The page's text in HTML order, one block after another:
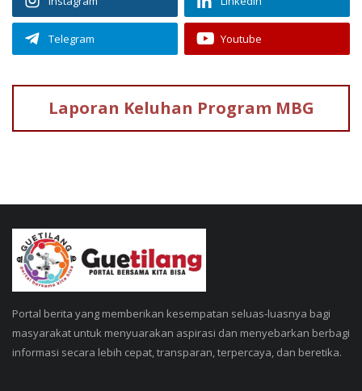
Telegram Youtube
Laporan Keluhan Program MBG
Portal berita yang memberikan kesempatan seluas-luasnya bagi
masyarakat untuk menyuarakan aspirasi dan menyebarkan berbagi
informasi secara lebih cepat, transparan, terpercaya, dan beretika.